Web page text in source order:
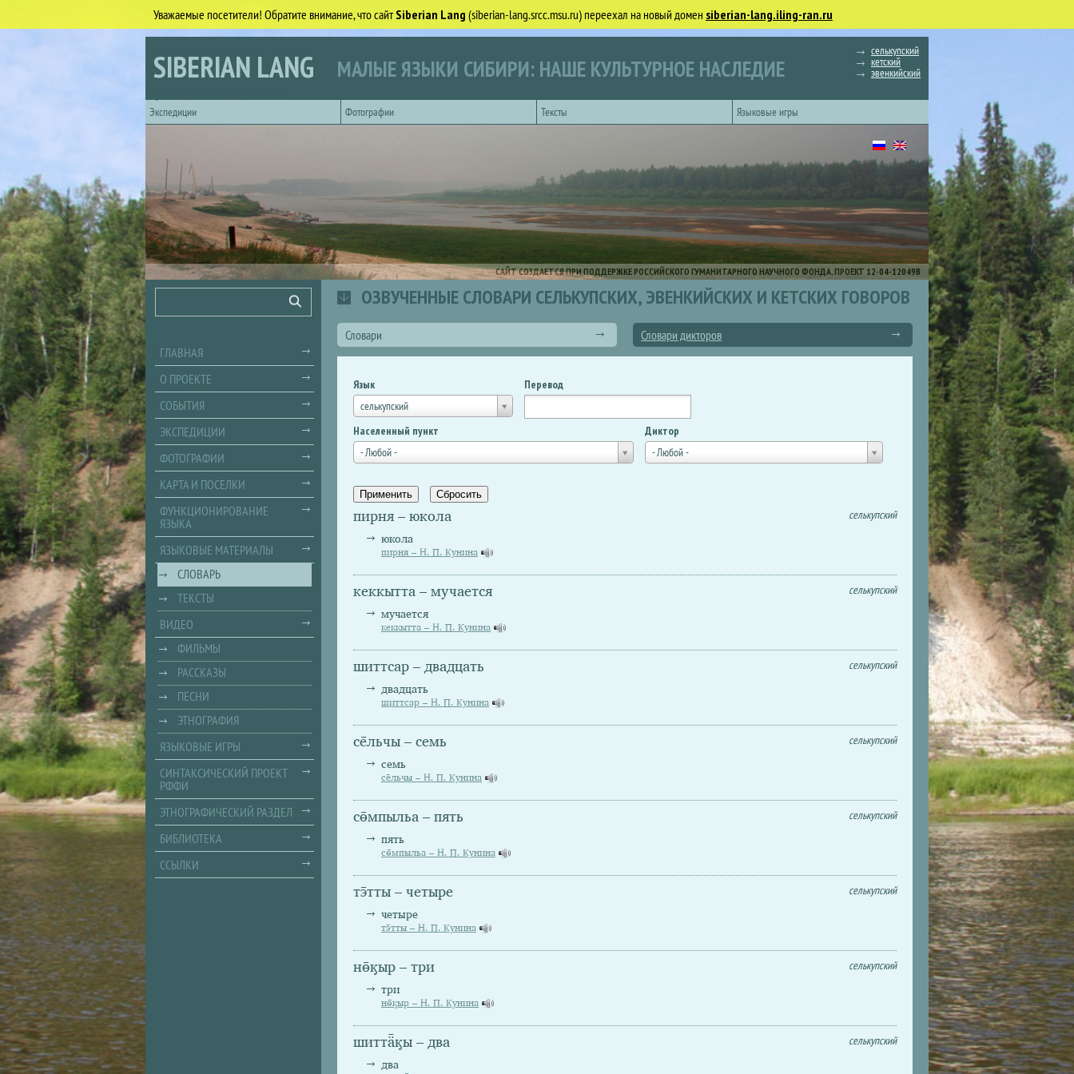
Уважаемые посетители! Обратите внимание, что сайтSiberian Lang (siberian-lang.srcc.msu.ru) переехал на новый домен siberian-lang.iling-ran.ru
SIBERIAN LANG МАЛЫЕ ЯЗЫКИ СИБИРИ: НАШЕ КУЛЬТУРНОЕ НАСЛЕДИЕ
селькупский
кетский
эвенкийский
Экспедиции
Фотографии Тексты Языковые игры
САЙТ СОЗДАЕТСЯ ПРИ ПОДДЕРЖКЕ РОССИЙСКОГО ГУМАНИТАРНОГО НАУЧНОГО ФОНДА, ПРОЕКТ 12-04-12049В
ОЗВУЧЕННЫЕ СЛОВАРИ СЕЛЬКУПСКИХ, ЭВЕНКИЙСКИХ И КЕТСКИХ ГОВОРОВ
Словари Словари дикторов
Язык
селькупский
Перевод
Населенный пункт
- Любой -
Диктор
- Любой -
пирня – юкола селькупский
юкола
пирня – Н. П. Кунина
кеккытта – мучается селькупский
мучается
кеккытта – Н. П. Кунина
шиттсар – двадцать селькупский
двадцать
шиттсар – Н. П. Кунина
се̄льчы – семь селькупский
семь
се̄льчы – Н. П. Кунина
сө̄мпыльа – пять селькупский
пять
сө̄мпыльа – Н. П. Кунина
тэ̄тты – четыре селькупский
четыре
тэ̄тты – Н. П. Кунина
нө̄ӄыр – три селькупский
три
нө̄ӄыр – Н. П. Кунина
шиттǟӄы – два селькупский
два
Поиск
ГЛАВНАЯ
О ПРОЕКТЕ
СОБЫТИЯ
ЭКСПЕДИЦИИ
ФОТОГРАФИИ
КАРТА И ПОСЕЛКИ
ФУНКЦИОНИРОВАНИЕ
ЯЗЫКА
ЯЗЫКОВЫЕ МАТЕРИАЛЫ
СЛОВАРЬ
ТЕКСТЫ
ВИДЕО
ФИЛЬМЫ
РАССКАЗЫ
ПЕСНИ
ЭТНОГРАФИЯ
ЯЗЫКОВЫЕ ИГРЫ
СИНТАКСИЧЕСКИЙ ПРОЕКТ
РФФИ
ЭТНОГРАФИЧЕСКИЙ РАЗДЕЛ
БИБЛИОТЕКА
ССЫЛКИ